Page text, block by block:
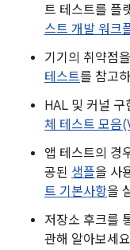
트 테스트를 플
스트 개발 워크
기기의 취약점
테스트를 참고
HAL 및 커널 구
체 테스트 모음
앱 테스트의 경
공된 샘플을 사
트 기본사항을
저장소 후크를
관해 알아보세